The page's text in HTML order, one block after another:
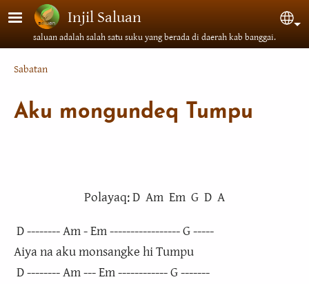
Skip to main contentInjil Saluan
saluan adalah salah satu suku yang berada di daerah kab banggai.
Breadcrumb
Sabatan
Aku mongundeq Tumpu
Polayaq: D Am Em G D A
D -------- Am - Em ----------------- G -----
Aiya na aku monsangke hi Tumpu
D -------- Am --- Em ------------ G -------